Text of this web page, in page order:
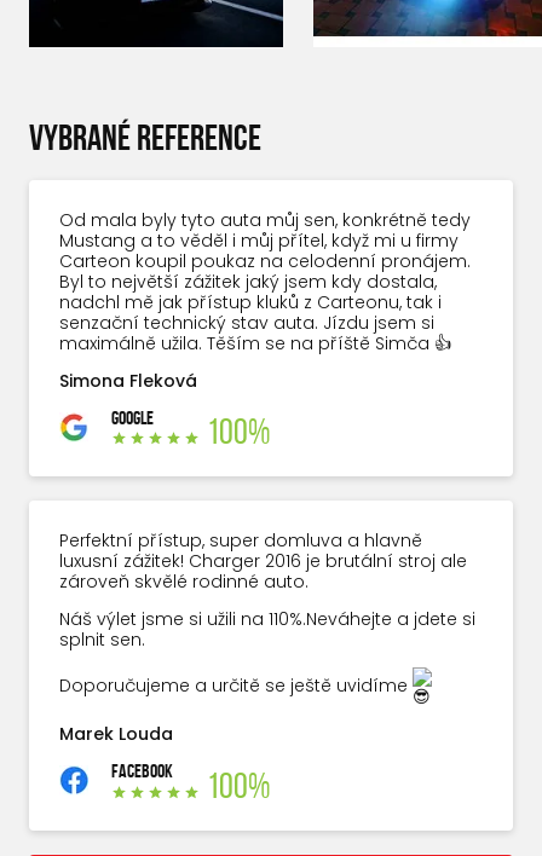
VYBRANÉ REFERENCE
Od mala byly tyto auta můj sen, konkrétně tedy
Mustang a to věděl i můj přítel, když mi u firmy
Carteon koupil poukaz na celodenní pronájem.
Byl to největší zážitek jaký jsem kdy dostala,
nadchl mě jak přístup kluků z Carteonu, tak i
senzační technický stav auta. Jízdu jsem si
maximálně užila. Těším se na příště Simča 👍
Simona Fleková
GOOGLE 100%
Perfektní přístup, super domluva a hlavně
luxusní zážitek! Charger 2016 je brutální stroj ale
zároveň skvělé rodinné auto.
Náš výlet jsme si užili na 110%.Neváhejte a jdete si
splnit sen.
Doporučujeme a určitě se ještě uvidíme
Marek Louda
FACEBOOK 100%